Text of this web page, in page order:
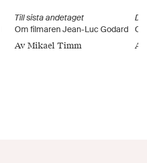
Till sista andetaget
Om filmaren Jean-Luc Godard
Av Mikael Timm
De